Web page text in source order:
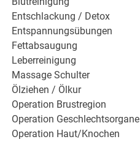
Entschlackung / Detox
Entspannungsübungen
Fettabsaugung
Leberreinigung
Massage Schulter
Ölziehen / Ölkur
Operation Brustregion
Operation Geschlechtsorgane
Operation Haut/Knochen